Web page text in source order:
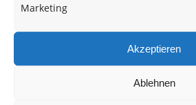
Marketing
Akzeptieren
Ablehnen
diesem Browser für die nächste